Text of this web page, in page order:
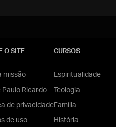
O SITE
missão
Paulo Ricardo
de privacidade
de uso
CURSOS
Espiritualidade
Teologia
Família
História